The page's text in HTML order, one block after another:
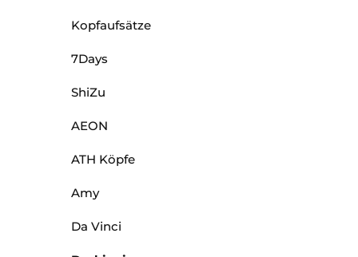
Kopfaufsätze
7Days
ShiZu
AEON
ATH Köpfe
Amy
Da Vinci